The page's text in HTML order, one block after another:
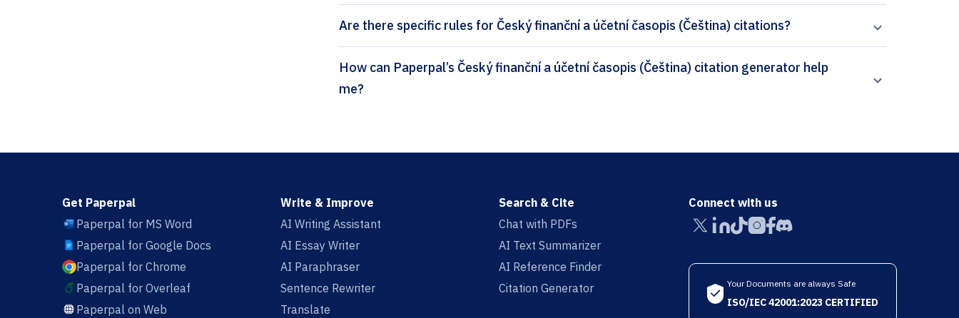
Are there specific rules for Český finanční a účetní časopis (Čeština) citations?
How can Paperpal’s Český finanční a účetní časopis (Čeština) citation generator help
me?
Get Paperpal
Paperpal for MS Word
Paperpal for Google Docs
Paperpal for Chrome
Paperpal for Overleaf
Paperpal on Web
Write & Improve
AI Writing Assistant
AI Essay Writer
AI Paraphraser
Sentence Rewriter
Translate
Search & Cite
Chat with PDFs
AI Text Summarizer
AI Reference Finder
Citation Generator
Connect with us
Your Documents are always Safe
ISO/IEC 42001:2023 CERTIFIED